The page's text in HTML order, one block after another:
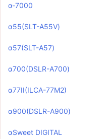
α-7000
α55(SLT-A55V)
α57(SLT-A57)
α700(DSLR-A700)
α77II(ILCA-77M2)
α900(DSLR-A900)
αSweet DIGITAL